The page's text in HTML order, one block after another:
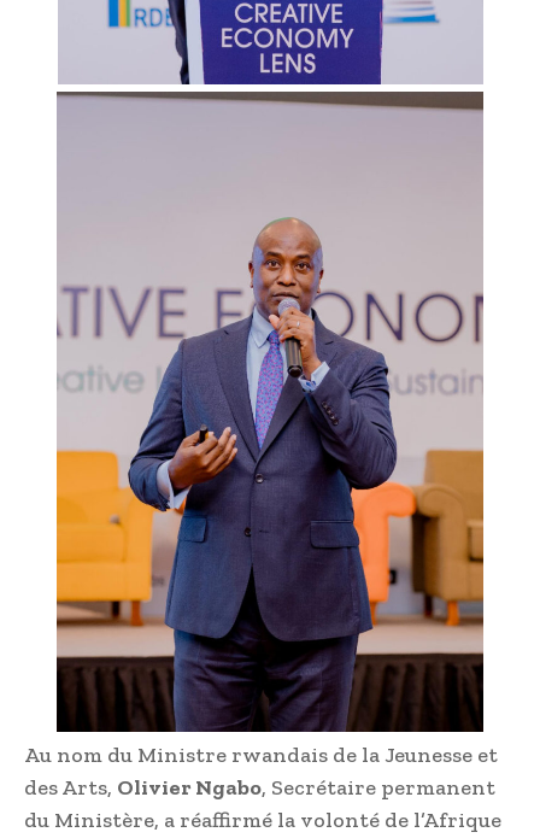
Au nom du Ministre rwandais de la Jeunesse et
des Arts, Olivier Ngabo, Secrétaire permanent
du Ministère, a réaffirmé la volonté de l’Afrique